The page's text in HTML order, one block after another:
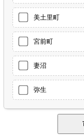
美土里町
宮前町
妻沼
弥生